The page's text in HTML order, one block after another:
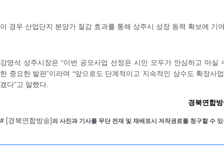
이 경우 산업단지 분양가 절감 효과를 통해 상주시 성장 동력 확보에 기
강영석 상주시장은 “이번 공모사업 선정은 시민 모두가 안심하고 마실
한 중요한 발판”이라며 “앞으로도 단계적이고 지속적인 상수도 확장사
겠다”고 말했다.
경북연합
# [경북연합방송]의 사진과 기사를 무단 전재 및 재배포시 저작권료를 청구할 수